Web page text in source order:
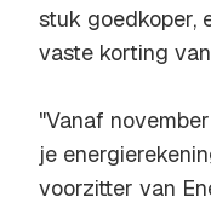
stuk goedkoper,
vaste korting
"Vanaf
je
voorzitter van